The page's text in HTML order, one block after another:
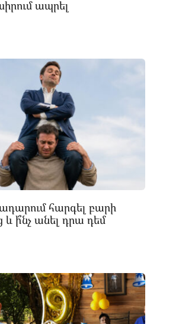
ապրել
հարգել բարի
ի՞նչ անել դրա դեմ